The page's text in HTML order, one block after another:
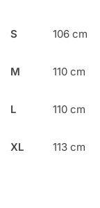
S 106 cm
M 110 cm
L 110 cm
XL 113 cm